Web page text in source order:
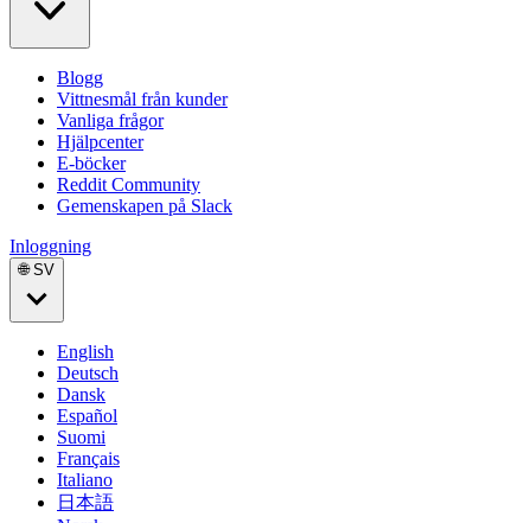
Blogg
Vittnesmål från kunder
Vanliga frågor
Hjälpcenter
E-böcker
Reddit Community
Gemenskapen på Slack
Inloggning
🌐 SV
English
Deutsch
Dansk
Español
Suomi
Français
Italiano
日本語